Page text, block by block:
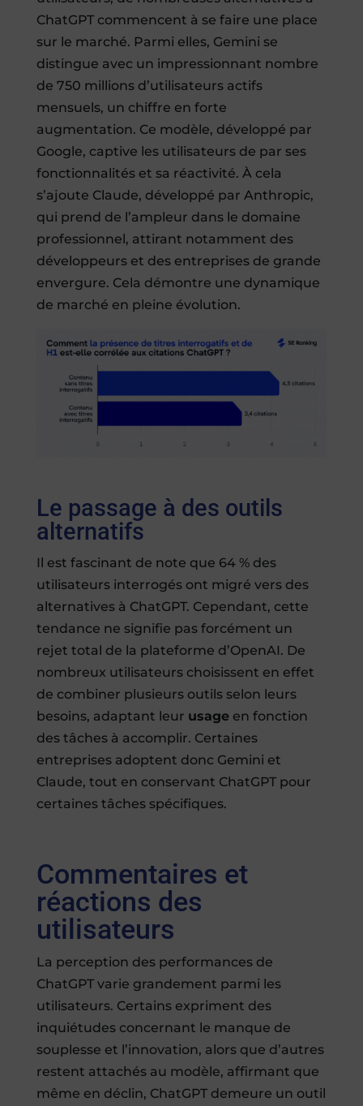
ChatGPT commencent à se faire une place
sur le marché. Parmi elles, Gemini se
distingue avec un impressionnant nombre
de 750 millions d’utilisateurs actifs
mensuels, un chiffre en forte
augmentation. Ce modèle, développé par
Google, captive les utilisateurs de par ses
fonctionnalités et sa réactivité. À cela
s’ajoute Claude, développé par Anthropic,
qui prend de l’ampleur dans le domaine
professionnel, attirant notamment des
développeurs et des entreprises de grande
envergure. Cela démontre une dynamique
de marché en pleine évolution.
Le passage à des outils
alternatifs
Il est fascinant de note que 64 % des
utilisateurs interrogés ont migré vers des
alternatives à ChatGPT. Cependant, cette
tendance ne signifie pas forcément un
rejet total de la plateforme d’OpenAI. De
nombreux utilisateurs choisissent en effet
de combiner plusieurs outils selon leurs
besoins, adaptant leur usageen fonction
des tâches à accomplir. Certaines
entreprises adoptent donc Gemini et
Claude, tout en conservant ChatGPT pour
certaines tâches spécifiques.
Commentaires et
réactions des
utilisateurs
La perception des performances de
ChatGPT varie grandement parmi les
utilisateurs. Certains expriment des
inquiétudes concernant le manque de
souplesse et l’innovation, alors que d’autres
restent attachés au modèle, affirmant que
même en déclin, ChatGPT demeure un outil